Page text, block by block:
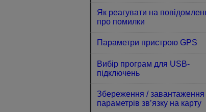
Як реагувати на
про помилки
Параметри пристрою GPS
Вибір програм для USB-
підключень
Збереження / завантаження
параметрів зв’язку на карту